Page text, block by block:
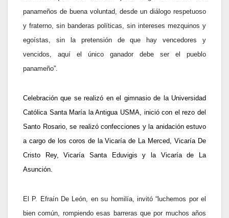
panameños de buena voluntad, desde un diálogo respetuoso
y fraterno, sin banderas políticas, sin intereses mezquinos y
egoístas, sin la pretensión de que hay vencedores y
vencidos, aquí el único ganador debe ser el pueblo
panameño”.
Celebración que se realizó en el gimnasio de la Universidad
Católica Santa María la Antigua USMA, inició con el rezo del
Santo Rosario, se realizó confecciones y la anidación estuvo
a cargo de los coros de la Vicaría de La Merced, Vicaría De
Cristo Rey, Vicaría Santa Eduvigisy la Vicaría de La
Asunción.
El P. Efraín De León, en su homilía, invitó “luchemos por el
bien común, rompiendo esas barreras que por muchos años